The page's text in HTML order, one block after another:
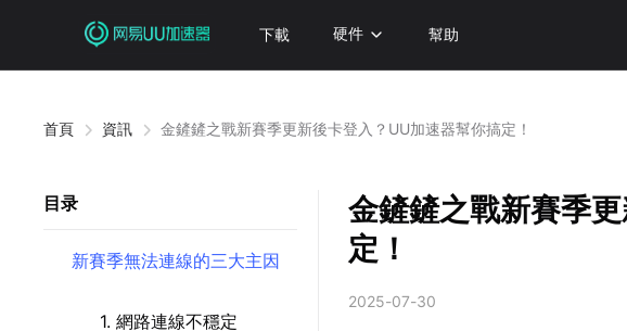
下載 硬件 幫助
首頁 資訊 金鏟鏟之戰新賽季更新後卡登入？UU加速器幫你搞定！
目录
新賽季無法連線的三大主因
1. 網路連線不穩定
金鏟鏟之戰新賽季
定！
2025-07-30